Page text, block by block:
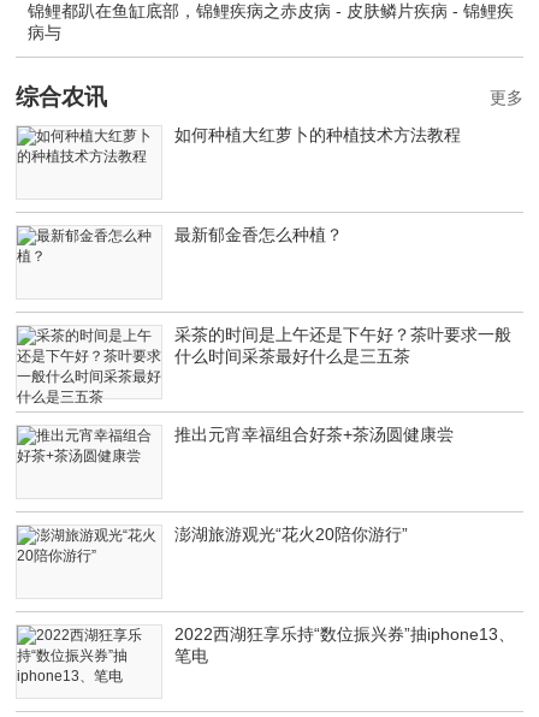
锦鲤都趴在鱼缸底部，锦鲤疾病之赤皮病 - 皮肤鳞片疾病 - 锦鲤疾
病与
综合农讯
如何种植大红萝卜的种植技术方法教程
最新郁金香怎么种植？
采茶的时间是上午还是下午好？茶叶要求一般
什么时间采茶最好什么是三五茶
推出元宵幸福组合好茶+茶汤圆健康尝
澎湖旅游观光“花火20陪你游行”
2022西湖狂享乐持“数位振兴券”抽iphone13、
笔电
更多